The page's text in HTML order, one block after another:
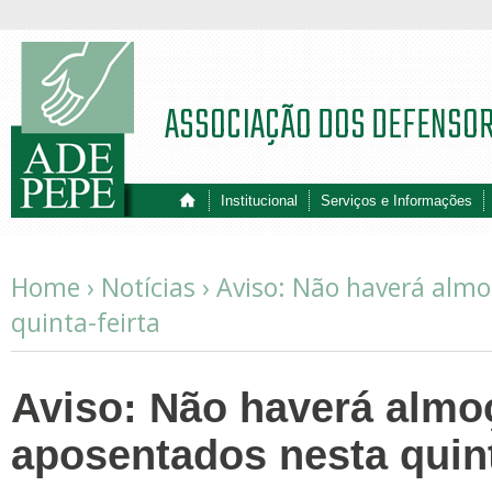
Institucional Serviços e Informações
ASSOCIAÇÃO DOS
Home › Notícias › Aviso: Não haverá
quinta-feirta
Aviso: Não haverá
aposentados nesta